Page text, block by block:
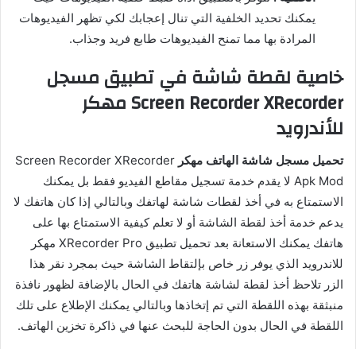
يمكنك تحديد الخلفية التي تنال إعجابك لكي تظهر الفيديوهات
المرادة بها مما تمنح الفيديوهات طابع فريد وجذاب.
خاصية لقطة شاشة في تطبيق مسجل
Screen Recorder XRecorder مهكر
للأندرويد
تحميل مسجل شاشة الهاتف مهكر Screen Recorder XRecorder
Apk Mod لا يقدم خدمة تسجيل مقاطع الفيديو فقط بل يمكنك
الاستمتاع به في أخذ لقطات شاشة لهاتفك وبالتالي إذا كان هاتفك لا
يدعم خدمة أخذ لقطة الشاشة أو لا تعلم كيفية الاستمتاع بها على
هاتفك يمكنك الاستعانة بعد تحميل تطبيق XRecorder Pro مهكر
للاندرويد الذي يوفر زر خاص بإلتقاط الشاشة حيث بمجرد نقر هذا
الزر تلاحظ أخذ لقطة لشاشة هاتفك في الحال بالإضافة لظهور نافذة
منبثقة بهذه اللقطة التي تم إتخاذها وبالتالي يمكنك الإطلاع على تلك
اللقطة في الحال بدون الحاجة للبحث عنها في ذاكرة تخزين الهاتف.